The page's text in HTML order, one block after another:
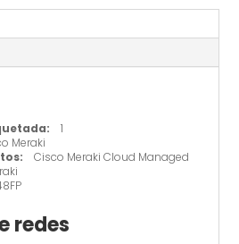
1
Meraki
Cisco Meraki Cloud Managed
redes